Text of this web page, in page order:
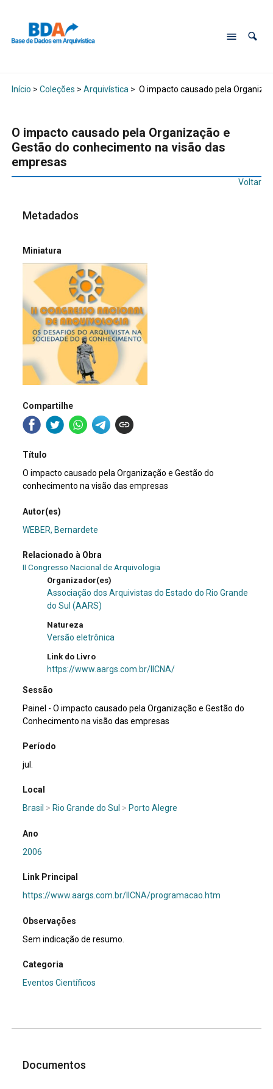
Início > Coleções > Arquivística > O impacto causado pela
O impacto causado pela Organização e
Gestão do conhecimento na visão das
empresas
Voltar
Metadados
Miniatura
Compartilhe
Título
O impacto causado pela Organização e Gestão do
conhecimento na visão das empresas
Autor(es)
WEBER, Bernardete
Relacionado à Obra
II Congresso Nacional de Arquivologia
Organizador(es)
Associação dos Arquivistas do Estado do Rio Grande
do Sul (AARS)
Natureza
Versão eletrônica
Link do Livro
https://www.aargs.com.br/IICNA/
Sessão
Painel - O impacto causado pela Organização e Gestão do
Conhecimento na visão das empresas
Período
jul.
Local
Brasil > Rio Grande do Sul > Porto Alegre
Ano
2006
Link Principal
https://www.aargs.com.br/IICNA/programacao.htm
Observações
Sem indicação de resumo.
Categoria
Eventos Científicos
Documentos